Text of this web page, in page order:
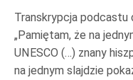
Transkrypcja podcastu
„Pamiętam, że na
UNESCO (…) znany
na jednym slajdzie